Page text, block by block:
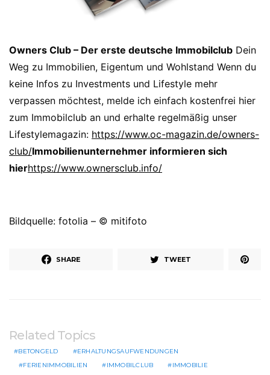
Owners Club – Der erste deutsche Immobilclub Dein
Weg zu Immobilien, Eigentum und Wohlstand Wenn du
keine Infos zu Investments und Lifestyle mehr
verpassen möchtest, melde ich einfach kostenfrei hier
zum Immobilclub an und erhalte regelmäßig unser
Lifestylemagazin: https://www.oc-magazin.de/owners-
club/Immobilienunternehmer informieren sich
hierhttps://www.ownersclub.info/
Bildquelle: fotolia – © mitifoto
SHARE TWEET
Related Topics
BETONGELD
ERHALTUNGSAUFWENDUNGEN
FERIENIMMOBILIEN
IMMOBILCLUB
IMMOBILIE